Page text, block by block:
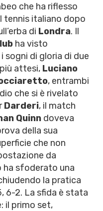
che ha riflesso
italiano dopo
di Londra. Il
ha visto
sogni di gloria di due
attesi, Luciano
, entrambi
che si è rivelato
Darderi, il match
Quinn doveva
della sua
che non
da
ha sfoderato una
la pratica
6-2. La sfida è stata
il primo set,